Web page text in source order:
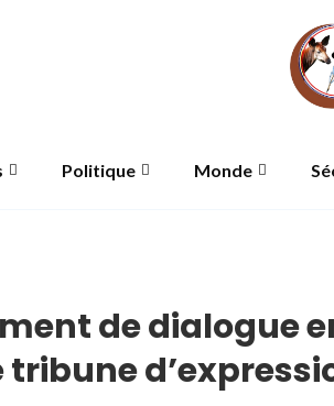
Politique Monde
de dialogue